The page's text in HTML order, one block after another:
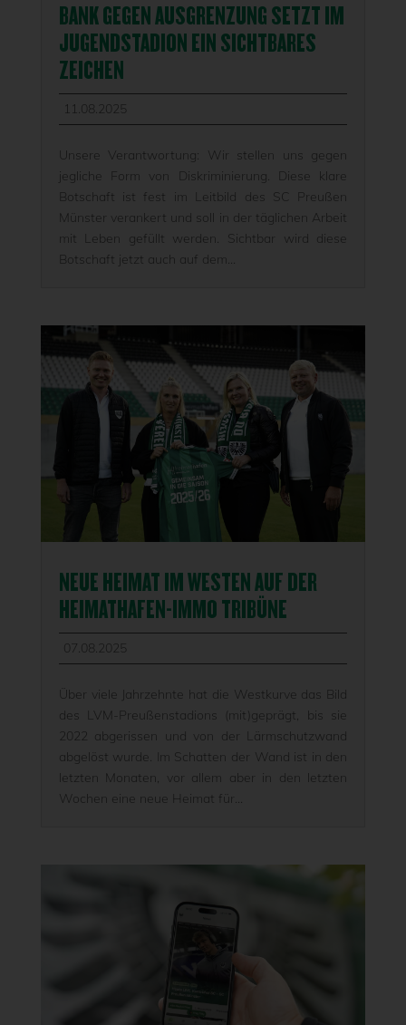
BANK GEGEN AUSGRENZUNG SETZT IM
JUGENDSTADION EIN SICHTBARES
ZEICHEN
11.08.2025
Unsere Verantwortung: Wir stellen uns gegen
jegliche Form von Diskriminierung. Diese klare
Botschaft ist fest im Leitbild des SC Preußen
Münster verankert und soll in der täglichen Arbeit
mit Leben gefüllt werden. Sichtbar wird diese
Botschaft jetzt auch auf dem...
NEUE HEIMAT IM WESTEN AUF DER
HEIMATHAFEN-IMMO TRIBÜNE
07.08.2025
Über viele Jahrzehnte hat die Westkurve das Bild
des LVM-Preußenstadions (mit)geprägt, bis sie
2022 abgerissen und von der Lärmschutzwand
abgelöst wurde. Im Schatten der Wand ist in den
letzten Monaten, vor allem aber in den letzten
Wochen eine neue Heimat für...